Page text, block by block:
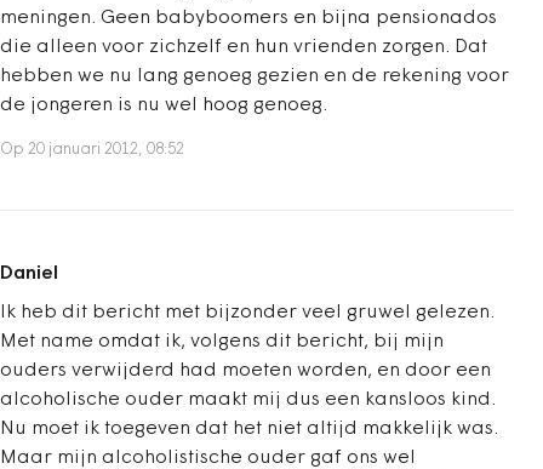
meningen. Geen babyboomers en bijna pensionados
die alleen voor zichzelf en hun vrienden zorgen. Dat
hebben we nu lang genoeg gezien en de rekening voor
de jongeren is nu wel hoog genoeg.
Op 20 januari 2012, 08:52
Daniel
Ik heb dit bericht met bijzonder veel gruwel gelezen.
Met name omdat ik, volgens dit bericht, bij mijn
ouders verwijderd had moeten worden, en door een
alcoholische ouder maakt mij dus een kansloos kind.
Nu moet ik toegeven dat het niet altijd makkelijk was.
Maar mijn alcoholistische ouder gaf ons wel